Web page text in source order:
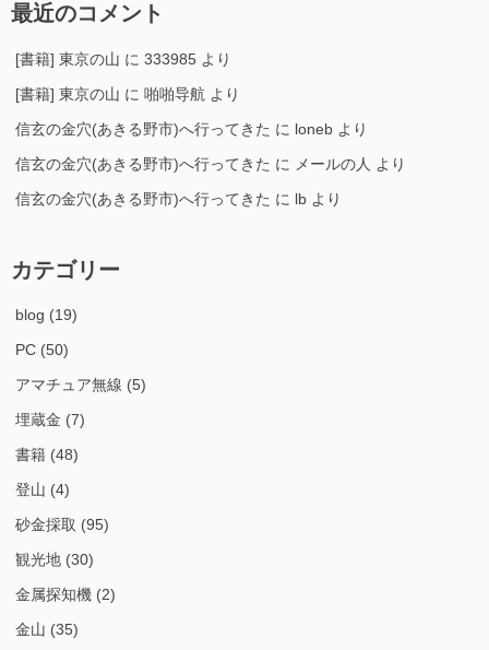
最近のコメント
[書籍] 東京の山 に 333985 より
[書籍] 東京の山 に 啪啪导航 より
信玄の金穴(あきる野市)へ行ってきた に loneb より
信玄の金穴(あきる野市)へ行ってきた に メールの人 より
信玄の金穴(あきる野市)へ行ってきた に lb より
カテゴリー
blog (19)
PC (50)
アマチュア無線 (5)
埋蔵金 (7)
書籍 (48)
登山 (4)
砂金採取 (95)
観光地 (30)
金属探知機 (2)
金山 (35)